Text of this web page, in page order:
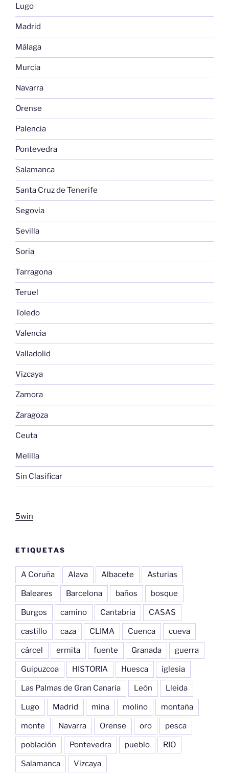
Lugo
Madrid
Málaga
Murcia
Navarra
Orense
Palencia
Pontevedra
Salamanca
Santa Cruz de Tenerife
Segovia
Sevilla
Soria
Tarragona
Teruel
Toledo
Valencia
Valladolid
Vizcaya
Zamora
Zaragoza
Ceuta
Melilla
Sin Clasificar
5win
ETIQUETAS
A Coruña Alava Albacete Asturias
Baleares Barcelona baños bosque
Burgos camino Cantabria CASAS
castillo caza CLIMA Cuenca cueva
cárcel ermita fuente Granada guerra
Guipuzcoa HISTORIA Huesca iglesia
Las Palmas de Gran Canaria León Lleida
Lugo Madrid mina molino montaña
monte Navarra Orense oro pesca
población Pontevedra pueblo RIO
Salamanca Vizcaya